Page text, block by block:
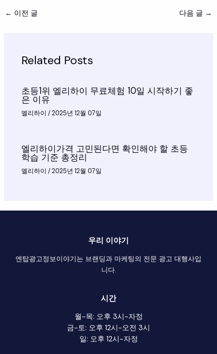
← 이전 글 다음 글 →
Related Posts
초등1위 엘리하이 무료체험 10일 시작하기 좋
은 이유
엘리하이 /2025년 12월 07일
엘리하이가격 고민된다면 확인해야 할 초등
학습 기준 총정리
엘리하이 /2025년 12월 07일
우리 이야기
엔탑광고정보이야기는 브랜딩과 마케팅의 전문 광고 대행사입
니다.
시간
월-목: 오후 3시-자정
금-토: 오후 12시-오전 3시
일: 오후 12시-자정